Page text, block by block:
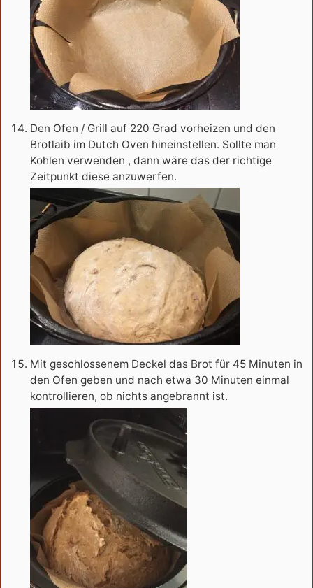
Den Ofen / Grill auf 220 Grad vorheizen und den
Brotlaib im Dutch Oven hineinstellen. Sollte man
Kohlen verwenden , dann wäre das der richtige
Zeitpunkt diese anzuwerfen.
Mit geschlossenem Deckel das Brot für 45 Minuten in
den Ofen geben und nach etwa 30 Minuten einmal
kontrollieren, ob nichts angebrannt ist.